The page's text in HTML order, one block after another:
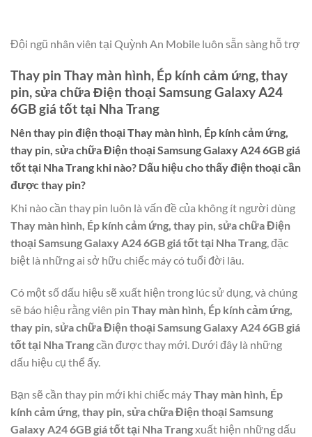
Đội ngũ nhân viên tại Quỳnh An Mobile luôn sẵn sàng hỗ trợ
Thay pin Thay màn hình, Ép kính cảm ứng, thay
pin, sửa chữa Điện thoại Samsung Galaxy A24
6GB giá tốt tại Nha Trang
Nên thay pin điện thoạiThay màn hình, Ép kính cảm ứng,
thay pin, sửa chữa Điện thoại Samsung Galaxy A24 6GB giá
tốt tại Nha Trang khi nào? Dấu hiệu cho thấy điện thoại cần
được thay pin?
Khi nào cần thay pin luôn là vấn đề của không ít người dùng
Thay màn hình, Ép kính cảm ứng, thay pin, sửa chữa Điện
thoại Samsung Galaxy A24 6GB giá tốt tại Nha Trang, đặc
biệt là những ai sở hữu chiếc máy có tuổi đời lâu.
Có một số dấu hiệu sẽ xuất hiện trong lúc sử dụng, và chúng
sẽ báo hiệu rằng viên pin Thay màn hình, Ép kính cảm ứng,
thay pin, sửa chữa Điện thoại Samsung Galaxy A24 6GB giá
tốt tại Nha Trangcần được thay mới. Dưới đây là những
dấu hiệu cụ thể ấy.
Bạn sẽ cần thay pin mới khi chiếc máyThay màn hình, Ép
kính cảm ứng, thay pin, sửa chữa Điện thoại Samsung
Galaxy A24 6GB giá tốt tại Nha Trangxuất hiện những dấu